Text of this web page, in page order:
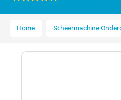
Home Scheermachine